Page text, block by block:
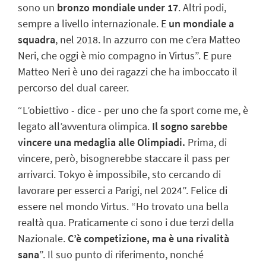
sono un bronzo mondiale under 17. Altri podi,
sempre a livello internazionale. E un mondiale a
squadra, nel 2018. In azzurro con me c’era Matteo
Neri, che oggi è mio compagno in Virtus”. E pure
Matteo Neri è uno dei ragazzi che ha imboccato il
percorso del dual career.
“L’obiettivo - dice - per uno che fa sport come me, è
legato all’avventura olimpica. Il sogno sarebbe
vincere una medaglia alle Olimpiadi. Prima, di
vincere, però, bisognerebbe staccare il pass per
arrivarci. Tokyo è impossibile, sto cercando di
lavorare per esserci a Parigi, nel 2024”. Felice di
essere nel mondo Virtus. “Ho trovato una bella
realtà qua. Praticamente ci sono i due terzi della
Nazionale. C’è competizione, ma è una rivalità
sana”. Il suo punto di riferimento, nonché